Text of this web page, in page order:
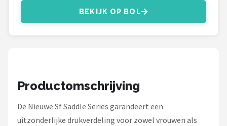
Volare
AXA
New Looxs
BEKIJK OP BOL
Productomschrijving
De Nieuwe Sf Saddle Series garandeert een
uitzonderlijke drukverdeling voor zowel vrouwen als